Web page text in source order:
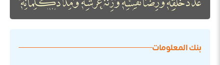
بنك المعلومات